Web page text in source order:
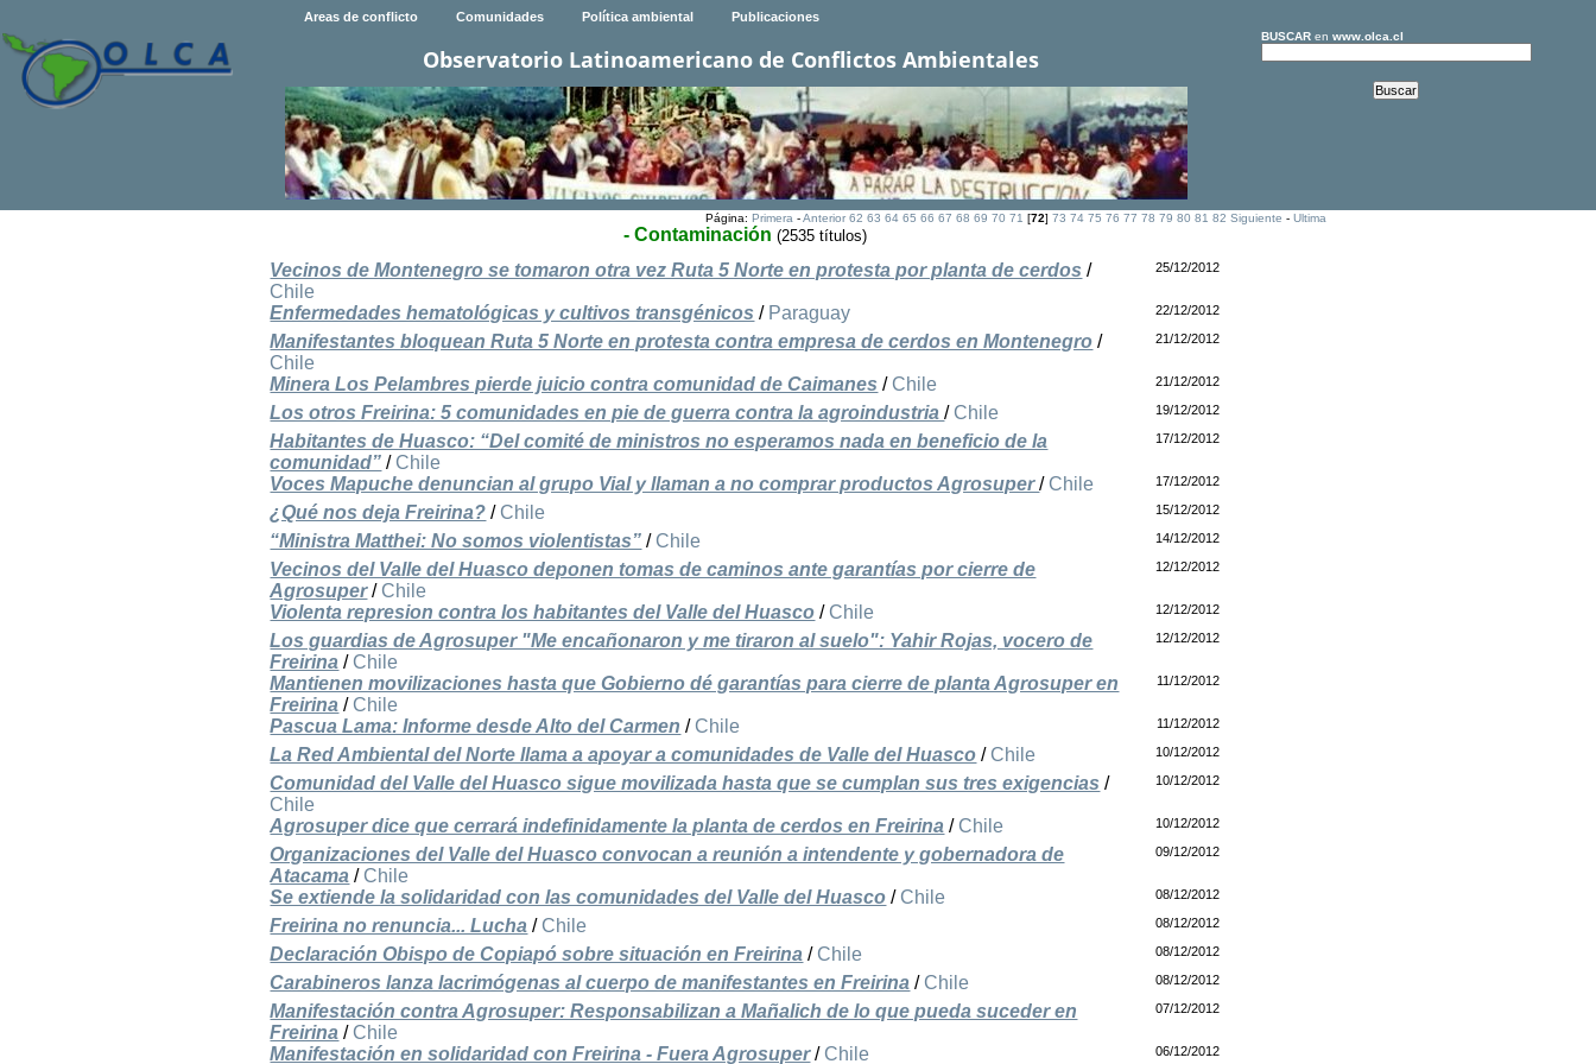
Areas de conflicto Comunidades Política ambiental Publicaciones
Observatorio Latinoamericano de Conflictos Ambientales
BUSCARen www.olca.cl
Página: Primera-Anterior 62 63 64 65 66 67 68 69 70 71 [72] 73 74 75 76 77 78 79 80 81 82 Siguiente - Ultima
- Contaminación (2535 títulos)
Vecinos de Montenegro se tomaron otra vez Ruta 5 Norte en protesta por planta de cerdos /
Chile
25/12/2012
Enfermedades hematológicas y cultivos transgénicos / Paraguay 22/12/2012
Manifestantes bloquean Ruta 5 Norte en protesta contra empresa de cerdos en Montenegro /
Chile
21/12/2012
Minera Los Pelambres pierde juicio contra comunidad de Caimanes / Chile 21/12/2012
Los otros Freirina: 5 comunidades en pie de guerra contra la agroindustria/ Chile 19/12/2012
Habitantes de Huasco: “Del comité de ministros no esperamos nada en beneficio de la
comunidad” / Chile
17/12/2012
Voces Mapuche denuncian al grupo Vial y llaman a no comprar productos Agrosuper/ Chile 17/12/2012
¿Qué nos deja Freirina? / Chile 15/12/2012
“Ministra Matthei: No somos violentistas” / Chile 14/12/2012
Vecinos del Valle del Huasco deponen tomas de caminos ante garantías por cierre de
Agrosuper/ Chile
12/12/2012
Violenta represion contra los habitantes del Valle del Huasco / Chile 12/12/2012
Los guardias de Agrosuper "Me encañonaron y me tiraron al suelo": Yahir Rojas, vocero de
Freirina / Chile
12/12/2012
Mantienen movilizaciones hasta que Gobierno dé garantías para cierre de planta Agrosuper en
Freirina / Chile
11/12/2012
Pascua Lama: Informe desde Alto del Carmen / Chile 11/12/2012
La Red Ambiental del Norte llama a apoyar a comunidades de Valle del Huasco / Chile 10/12/2012
Comunidad del Valle del Huasco sigue movilizada hasta que se cumplan sus tres exigencias /
Chile
10/12/2012
Agrosuper dice que cerrará indefinidamente la planta de cerdos en Freirina / Chile 10/12/2012
Organizaciones del Valle del Huasco convocan a reunión a intendente y gobernadora de
Atacama / Chile
09/12/2012
Se extiende la solidaridad con las comunidades del Valle del Huasco / Chile 08/12/2012
Freirina no renuncia... Lucha / Chile 08/12/2012
Declaración Obispo de Copiapó sobre situación en Freirina / Chile 08/12/2012
Carabineros lanza lacrimógenas al cuerpo de manifestantes en Freirina / Chile 08/12/2012
Manifestación contra Agrosuper: Responsabilizan a Mañalich de lo que pueda suceder en
Freirina / Chile
07/12/2012
Manifestación en solidaridad con Freirina - Fuera Agrosuper/ Chile 06/12/2012